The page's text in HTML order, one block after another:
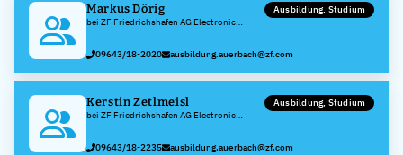
Markus Dörig
bei ZF Friedrichshafen AG Electronic
Ausbildung, Studium
09643/18-2020 ausbildung.auerbach@zf.com
Kerstin Zetlmeisl
bei ZF Friedrichshafen AG Electronic
Ausbildung, Studium
09643/18-2235 ausbildung.auerbach@zf.com